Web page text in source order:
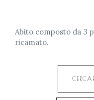
Abito composto da 3
ricamato.